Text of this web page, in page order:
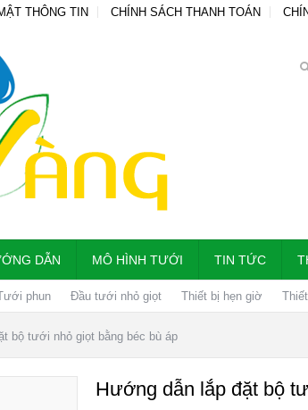
THÔNG TIN CHÍNH SÁCH THANH TOÁN
DẪN MÔ HÌNH TƯỚI TIN TỨC
phun Đầu tưới nhỏ giọt Thiết bị hẹn giờ
bộ tưới nhỏ giọt bằng béc bù áp
Hướng dẫn lắp đặt bộ